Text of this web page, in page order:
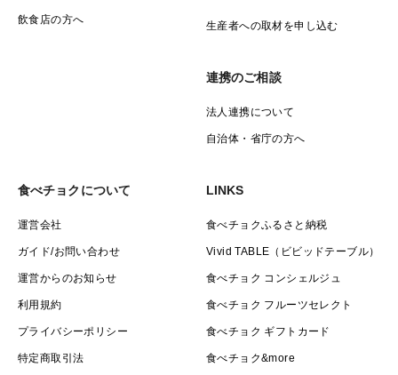
飲食店の方へ 生産者への取材を申し込む
連携のご相談
法人連携について
自治体・省庁の方へ
食べチョクについて
運営会社
ガイド/お問い合わせ
運営からのお知らせ
利用規約
プライバシーポリシー
特定商取引法
LINKS
食べチョクふるさと納税
Vivid TABLE（ビビッドテーブル）
食べチョク コンシェルジュ
食べチョク フルーツセレクト
食べチョク ギフトカード
食べチョク&more